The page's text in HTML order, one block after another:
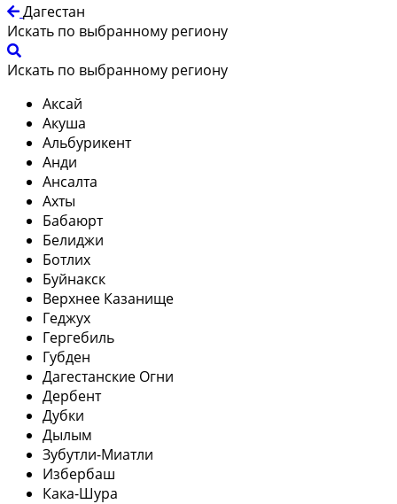
Дагестан
Искать по выбранному региону
Искать по выбранному региону
Аксай
Акуша
Альбурикент
Анди
Ансалта
Ахты
Бабаюрт
Белиджи
Ботлих
Буйнакск
Верхнее Казанище
Геджух
Гергебиль
Губден
Дагестанские Огни
Дербент
Дубки
Дылым
Зубутли-Миатли
Избербаш
Кака-Шура